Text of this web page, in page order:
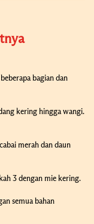
bagian dan
kering hingga wangi.
merah dan daun
3 dengan mie kering.
semua bahan